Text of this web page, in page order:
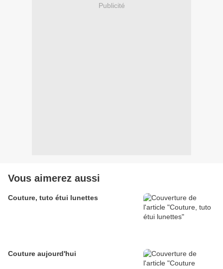
Publicité
Vous aimerez aussi
Couture, tuto étui lunettes
Couture aujourd'hui